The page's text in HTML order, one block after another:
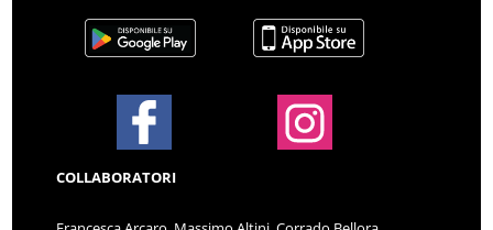
COLLABORATORI